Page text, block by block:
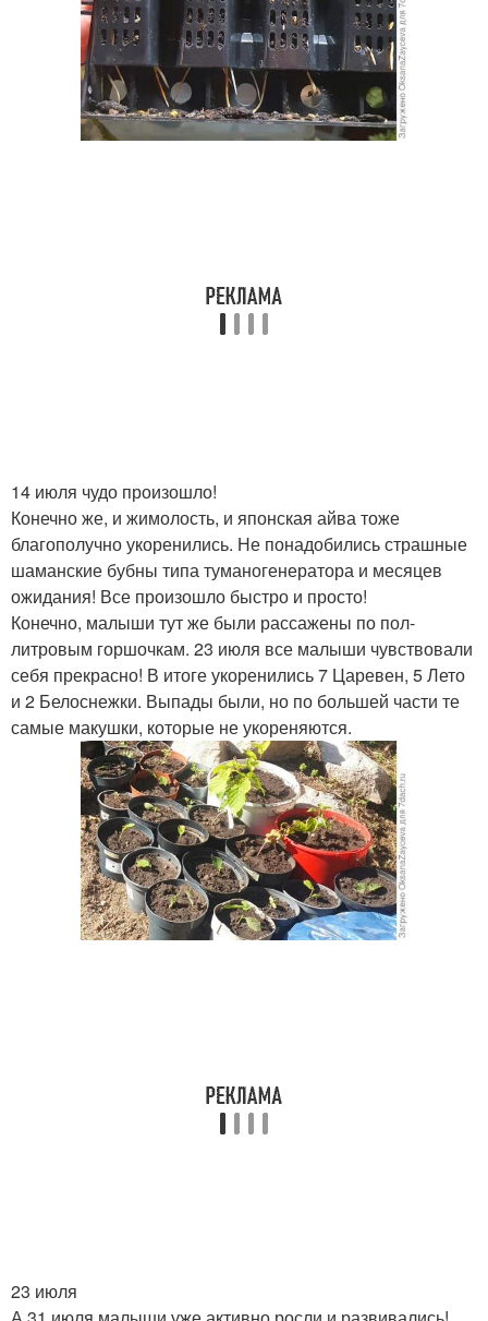
14 июля чудо произошло!
Конечно же, и жимолость, и японская айва тоже
благополучно укоренились. Не понадобились страшные
шаманские бубны типа туманогенератора и месяцев
ожидания! Все произошло быстро и просто!
Конечно, малыши тут же были рассажены по пол-
литровым горшочкам. 23 июля все малыши чувствовали
себя прекрасно! В итоге укоренились 7 Царевен, 5 Лето
и 2 Белоснежки. Выпады были, но по большей части те
самые макушки, которые не укореняются.
23 июля